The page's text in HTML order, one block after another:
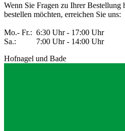
Wenn Sie Fragen zu Ihrer Bestellung
bestellen möchten, erreichen Sie uns:
Mo.- Fr.: 6:30 Uhr - 17:00 Uhr
Sa.: 7:00 Uhr - 14:00 Uhr
Hofnagel und Bade